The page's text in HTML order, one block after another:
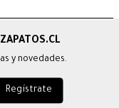
y novedades.